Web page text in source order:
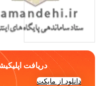
دریافت
دانلود از مایکت